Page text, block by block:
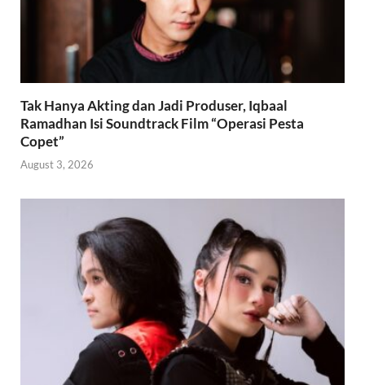
Tak Hanya Akting dan Jadi Produser, Iqbaal
Ramadhan Isi Soundtrack Film “Operasi Pesta
Copet”
August 3, 2026